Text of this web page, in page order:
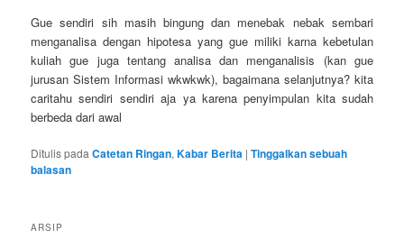
Gue sendiri sih masih bingung dan menebak nebak sembari
menganalisa dengan hipotesa yang gue miliki karna kebetulan
kuliah gue juga tentang analisa dan menganalisis (kan gue
jurusan Sistem Informasi wkwkwk), bagaimana selanjutnya? kita
caritahu sendiri sendiri aja ya karena penyimpulan kita sudah
berbeda dari awal
Ditulis pada Catetan Ringan,Kabar Berita |Tinggalkan sebuah
balasan
ARSIP